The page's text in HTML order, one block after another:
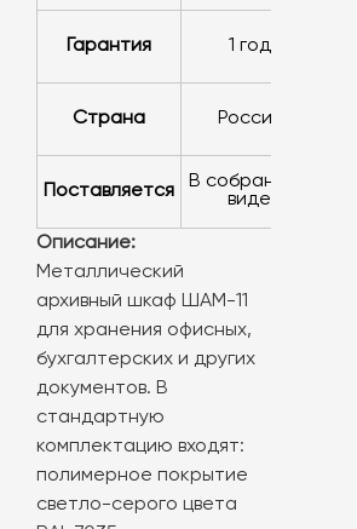
Гарантия 1 год
Страна Россия
Поставляется
в собранном
виде
Описание:
Металлический
архивный шкаф ШАМ-11
для хранения офисных,
бухгалтерских и других
документов. В
стандартную
комплектацию входят:
полимерное покрытие
светло-серого цвета